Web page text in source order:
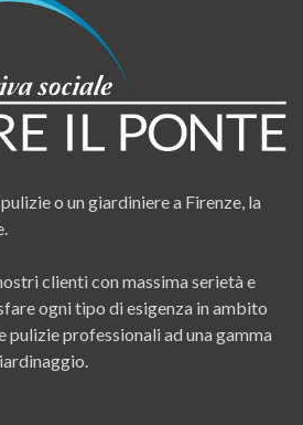
o un giardiniere a Firenze, la
clienti con massima serietà e
ogni tipo di esigenza in ambito
pulizie professionali ad una gamma